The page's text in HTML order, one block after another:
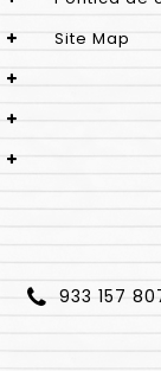
Site Map
933 157